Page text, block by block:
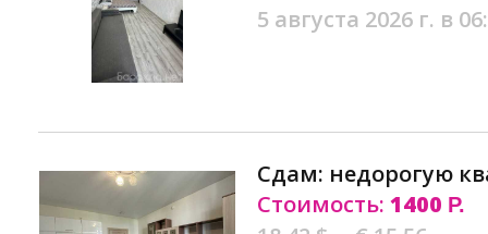
5 августа 2026 г. в
Сдам: недорогую
Стоимость: 1400 Р.